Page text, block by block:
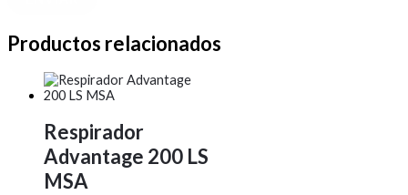
Productos relacionados
Respirador
Advantage 200 LS
MSA